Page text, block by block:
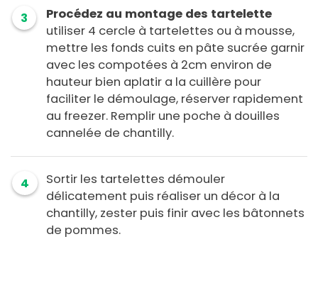
3
Procédez au montage des tartelette
utiliser 4 cercle à tartelettes ou à mousse,
mettre les fonds cuits en pâte sucrée garnir
avec les compotées à 2cm environ de
hauteur bien aplatir a la cuillère pour
faciliter le démoulage, réserver rapidement
au freezer. Remplir une poche à douilles
cannelée de chantilly.
4
Sortir les tartelettes démouler
délicatement puis réaliser un décor à la
chantilly, zester puis finir avec les bâtonnets
de pommes.